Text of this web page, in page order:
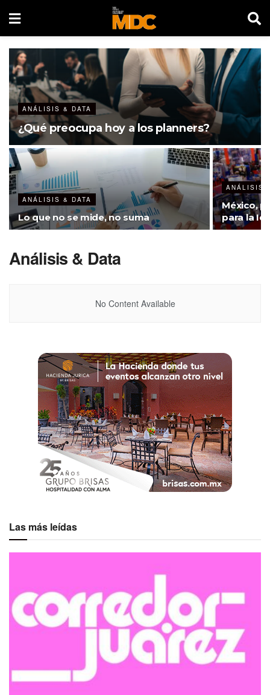
ANÁLISIS & DATA
¿Qué preocupa hoy a los planners?
ANÁLISIS & DATA
Lo que no se mide, no suma
ANÁLISIS
México,
para la
Análisis & Data
No Content Available
Las más leídas